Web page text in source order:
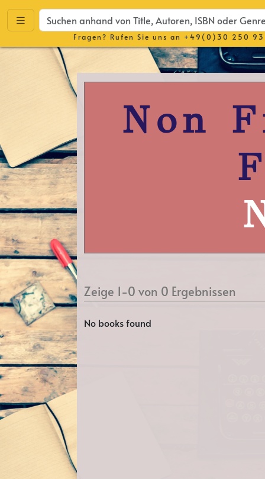
Fragen? Rufen Sie uns an +49(0)30 250
Non
Zeige 1-0 von 0 Ergebnissen
No books found